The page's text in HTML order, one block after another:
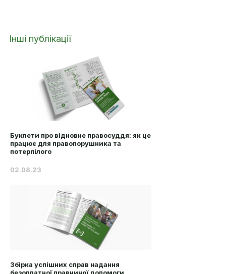
Інші публікації
Буклети про відновне правосуддя: як це
працює для правопорушника та
потерпілого
02.08.23
Збірка успішних справ надання